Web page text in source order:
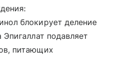
блокирует деление
Эпигаллат подавляет
питающих